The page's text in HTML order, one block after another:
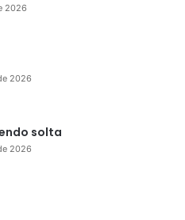
2026
2026
solta
2026